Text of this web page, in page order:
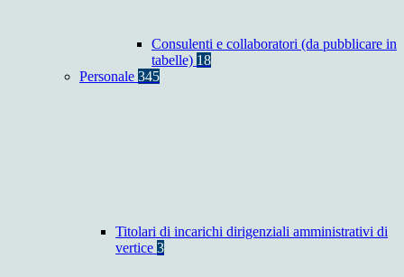
Consulenti e collaboratori (da pubblicare in
tabelle) 18
Personale 345
Titolari di incarichi dirigenziali amministrativi di
vertice 3